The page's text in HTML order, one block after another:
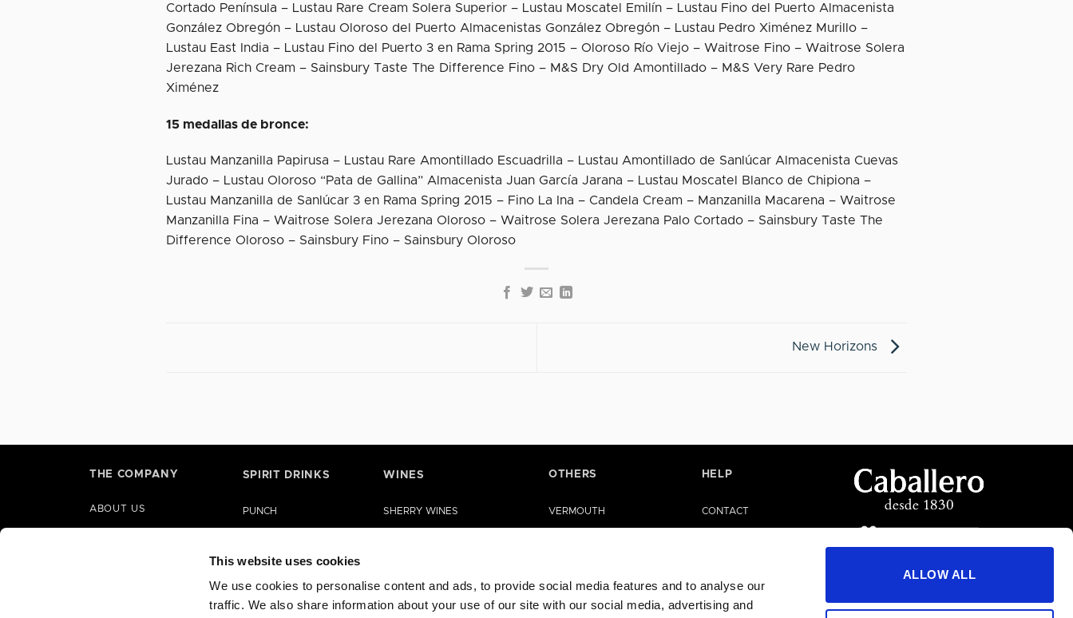
This website uses cookies
We use cookies to personalise content and ads, to provide social media features and to analyse our
traffic. We also share information about your use of our site with our social media, advertising and
ALLOW ALL
Cortado Península – Lustau Rare Cream Solera Superior – Lustau Moscatel Emilín – Lustau Fino del Puerto Almacenista
González Obregón – Lustau Oloroso del Puerto Almacenistas González Obregón – Lustau Pedro Ximénez Murillo –
Lustau East India – Lustau Fino del Puerto 3 en Rama Spring 2015 – Oloroso Río Viejo – Waitrose Fino – Waitrose Solera
Jerezana Rich Cream – Sainsbury Taste The Difference Fino – M&S Dry Old Amontillado – M&S Very Rare Pedro
Ximénez
15 medallas de bronce:
Lustau Manzanilla Papirusa – Lustau Rare Amontillado Escuadrilla – Lustau Amontillado de Sanlúcar Almacenista Cuevas
Jurado – Lustau Oloroso “Pata de Gallina” Almacenista Juan García Jarana – Lustau Moscatel Blanco de Chipiona –
Lustau Manzanilla de Sanlúcar 3 en Rama Spring 2015 – Fino La Ina – Candela Cream – Manzanilla Macarena – Waitrose
Manzanilla Fina – Waitrose Solera Jerezana Oloroso – Waitrose Solera Jerezana Palo Cortado – Sainsbury Taste The
Difference Oloroso – Sainsbury Fino – Sainsbury Oloroso
New Horizons
THE COMPANY
ABOUT US
SPIRIT DRINKS
PUNCH
GIN
BRANDY
RUM
WINES
SHERRY WINES
RUEDA WINES
OTHER WINES
OTHERS
VERMOUTH
CASES
SPECIAL EDITIONS
HELP
CONTACT